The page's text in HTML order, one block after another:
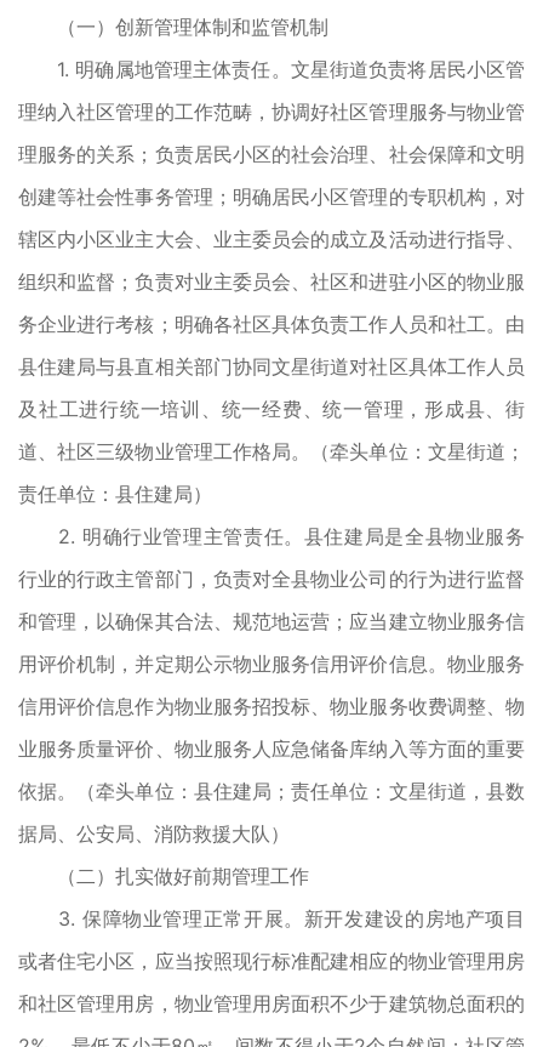
（一）创新管理体制和监管机制
1. 明确属地管理主体责任。文星街道负责将居民小区管
理纳入社区管理的工作范畴，协调好社区管理服务与物业管
理服务的关系；负责居民小区的社会治理、社会保障和文明
创建等社会性事务管理；明确居民小区管理的专职机构，对
辖区内小区业主大会、业主委员会的成立及活动进行指导、
组织和监督；负责对业主委员会、社区和进驻小区的物业服
务企业进行考核；明确各社区具体负责工作人员和社工。由
县住建局与县直相关部门协同文星街道对社区具体工作人员
及社工进行统一培训、统一经费、统一管理，形成县、街
道、社区三级物业管理工作格局。（牵头单位：文星街道；
责任单位：县住建局）
2. 明确行业管理主管责任。县住建局是全县物业服务
行业的行政主管部门，负责对全县物业公司的行为进行监督
和管理，以确保其合法、规范地运营；应当建立物业服务信
用评价机制，并定期公示物业服务信用评价信息。物业服务
信用评价信息作为物业服务招投标、物业服务收费调整、物
业服务质量评价、物业服务人应急储备库纳入等方面的重要
依据。（牵头单位：县住建局；责任单位：文星街道，县数
据局、公安局、消防救援大队）
（二）扎实做好前期管理工作
3. 保障物业管理正常开展。新开发建设的房地产项目
或者住宅小区，应当按照现行标准配建相应的物业管理用房
和社区管理用房，物业管理用房面积不少于建筑物总面积的